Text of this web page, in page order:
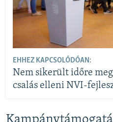
EHHEZ KAPCSOLÓDÓAN:
Nem sikerült időre
csalás elleni NVI-